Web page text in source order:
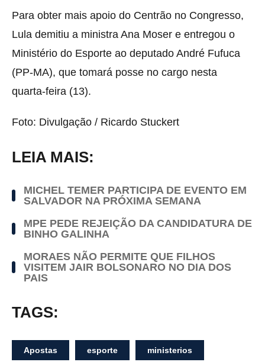
Para obter mais apoio do Centrão no Congresso,
Lula demitiu a ministra Ana Moser e entregou o
Ministério do Esporte ao deputado André Fufuca
(PP-MA), que tomará posse no cargo nesta
quarta-feira (13).
Foto: Divulgação / Ricardo Stuckert
LEIA MAIS:
MICHEL TEMER PARTICIPA DE EVENTO EM
SALVADOR NA PRÓXIMA SEMANA
MPE PEDE REJEIÇÃO DA CANDIDATURA DE
BINHO GALINHA
MORAES NÃO PERMITE QUE FILHOS
VISITEM JAIR BOLSONARO NO DIA DOS
PAIS
TAGS:
Apostas esporte ministerios